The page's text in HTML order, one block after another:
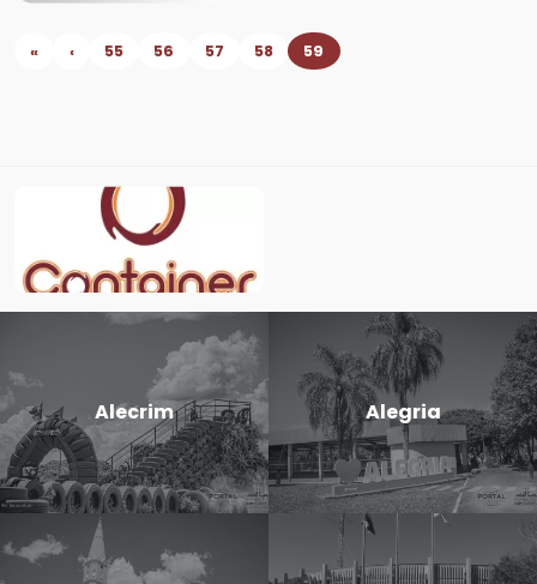
« ‹ 55 56 57 58 59
Alecrim Alegria